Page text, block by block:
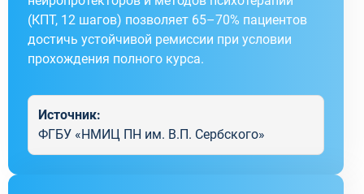
(КПТ, 12 шагов) позволяет 65–70% пациентов
достичь устойчивой ремиссии при условии
прохождения полного курса.
Источник:
ФГБУ «НМИЦ ПН им. В.П. Сербского»